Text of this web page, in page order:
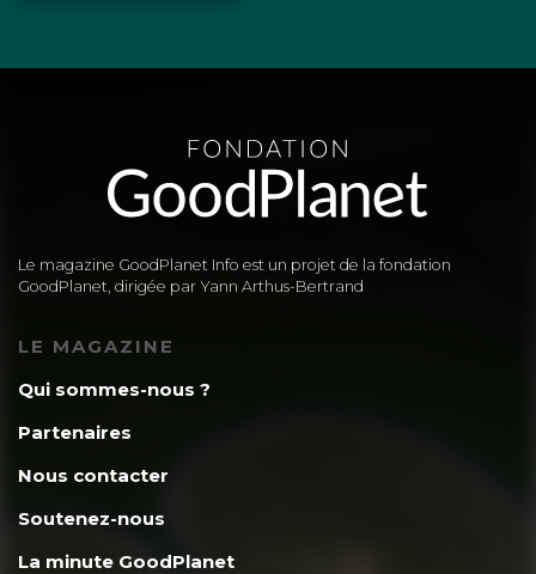
Le magazine GoodPlanet Info est un projet de la fondation
GoodPlanet, dirigée par Yann Arthus-Bertrand
LE MAGAZINE
Qui sommes-nous ?
Partenaires
Nous contacter
Soutenez-nous
La minute GoodPlanet